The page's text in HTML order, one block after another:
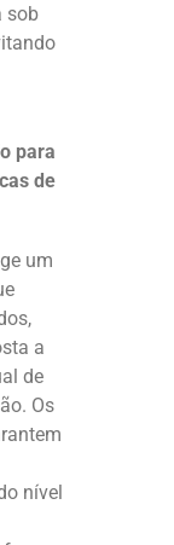
sob
para
de
um
a
de
Os
nível